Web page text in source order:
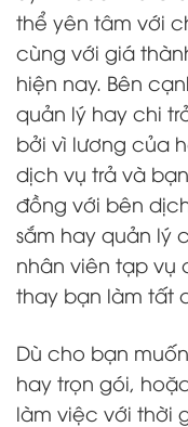
thể yên tâm với
cùng với giá
hiện nay. Bên
quản lý hay chi
bởi vì lương của
dịch vụ trả và
đồng với bên
sắm hay quản lý
nhân viên tạp vụ
thay bạn làm tất
Dù cho bạn
hay trọn gói,
làm việc với thời